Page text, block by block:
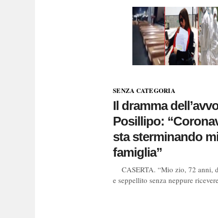
SENZA CATEGORIA
Il dramma
Posillipo:
sta sterminando
famiglia”
CASERTA. “Mio zio, 72 anni,
e seppellito senza neppure